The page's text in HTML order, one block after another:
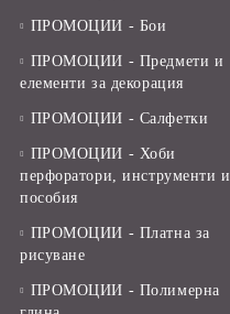
ПРОМОЦИИ - Бои
ПРОМОЦИИ - Предмети и
елементи за декорация
ПРОМОЦИИ - Салфетки
ПРОМОЦИИ - Хоби
перфоратори, инструменти и
пособия
ПРОМОЦИИ - Платна за
рисуване
ПРОМОЦИИ - Полимерна